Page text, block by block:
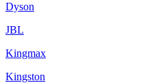
Dyson
JBL
Kingmax
Kingston